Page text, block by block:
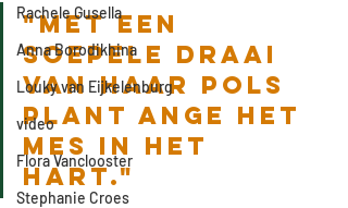
Rachele Gusella
Anna Borodikhina
Louky van Eijkelenburg
video
Flora Vanclooster
Stephanie Croes
"Met een
soepele draai
van haar pols
plant Ange het
mes in het
hart."